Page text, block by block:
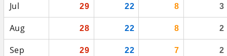
Jul 29 22 8 3
Aug 28 22 8 2
Sep 29 22 7 2